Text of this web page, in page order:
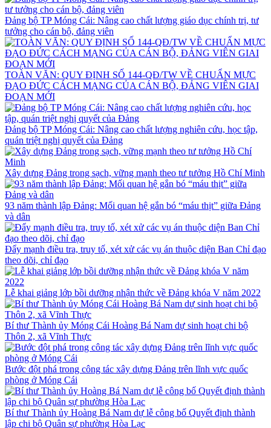
Đảng bộ TP Móng Cái: Nâng cao chất lượng giáo dục chính trị, tư
tưởng cho cán bộ, đảng viên
TOÀN VĂN: QUY ĐỊNH SỐ 144-QĐ/TW VỀ CHUẨN MỰC
ĐẠO ĐỨC CÁCH MẠNG CỦA CÁN BỘ, ĐẢNG VIÊN GIAI
ĐOẠN MỚI
Đảng bộ TP Móng Cái: Nâng cao chất lượng nghiên cứu, học tập,
quán triệt nghị quyết của Đảng
Xây dựng Đảng trong sạch, vững mạnh theo tư tưởng Hồ Chí Minh
93 năm thành lập Đảng: Mối quan hệ gắn bó “máu thịt” giữa Đảng
và dân
Đẩy mạnh điều tra, truy tố, xét xử các vụ án thuộc diện Ban Chỉ đạo
theo dõi, chỉ đạo
Lễ khai giảng lớp bồi dưỡng nhận thức về Đảng khóa V năm 2022
Bí thư Thành ủy Móng Cái Hoàng Bá Nam dự sinh hoạt chi bộ
Thôn 2, xã Vĩnh Thực
Bước đột phá trong công tác xây dựng Đảng trên lĩnh vực quốc
phòng ở Móng Cái
Bí thư Thành ủy Hoàng Bá Nam dự lễ công bố Quyết định thành
lập chi bộ Quân sự phường Hòa Lạc